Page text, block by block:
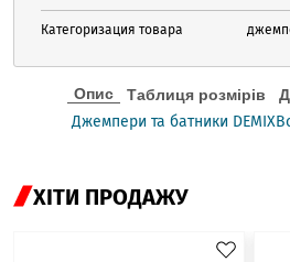
Категоризация товара
Опис Таблиця розмірів
Джемпери та батники DEMIX
ХІТИ ПРОДАЖУ